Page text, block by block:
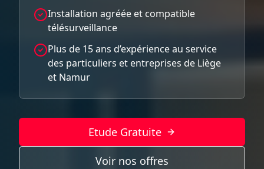
Installation agréée et compatible
télésurveillance
Plus de 15 ans d’expérience au service
des particuliers et entreprises de Liège
et Namur
Etude Gratuite
Voir nos offres